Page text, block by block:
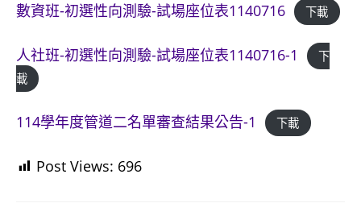
數資班-初選性向測驗-試場座位表1140716 下載
人社班-初選性向測驗-試場座位表1140716-1
下
載
114學年度管道二名單審查結果公告-1 下載
Post Views: 696